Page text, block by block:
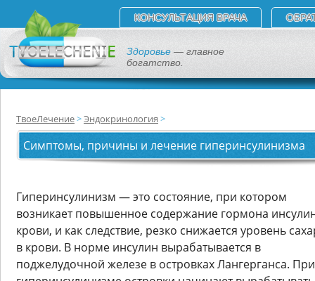
КОНСУЛЬТАЦИЯ ВРАЧА
Здоровье — главное
богатство.
ТвоеЛечение Эндокринология
Симптомы, причины и лечение гиперинсулинизма
Гиперинсулинизм — это состояние, при котором
возникает повышенное содержание гормона
крови, и как следствие, резко снижается уровень
в крови. В норме инсулин вырабатывается в
поджелудочной железе в островках Лангерганса. При